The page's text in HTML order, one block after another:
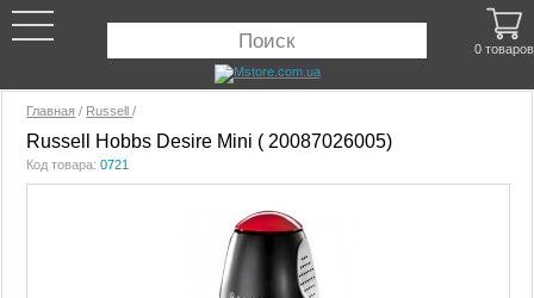
Главная / Russell/
Russell Hobbs Desire Mini ( 20087026005)
Код товара:0721
0 товаров